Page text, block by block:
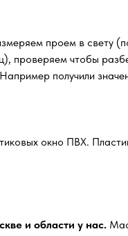
проем в
проверяем чтобы
получили
окно ПВХ.
и области у нас.